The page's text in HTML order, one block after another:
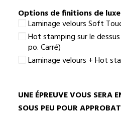
Options de finitions de luxe
Laminage velours Soft
Hot stamping sur le
po. Carré)
Laminage velours + Hot
UNE ÉPREUVE VOUS SERA
SOUS PEU POUR